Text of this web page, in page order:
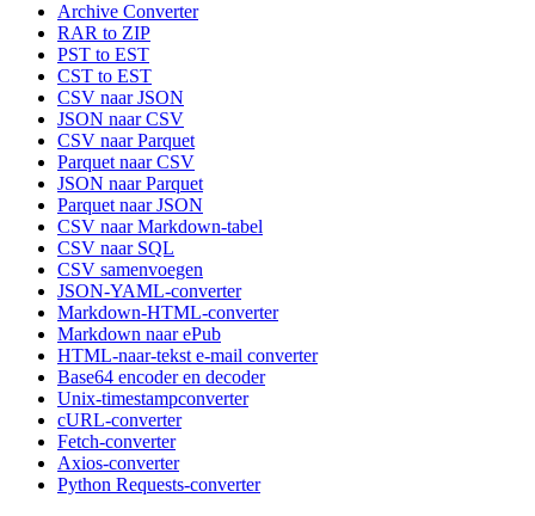
Archive Converter
RAR to ZIP
PST to EST
CST to EST
CSV naar JSON
JSON naar CSV
CSV naar Parquet
Parquet naar CSV
JSON naar Parquet
Parquet naar JSON
CSV naar Markdown-tabel
CSV naar SQL
CSV samenvoegen
JSON-YAML-converter
Markdown-HTML-converter
Markdown naar ePub
HTML-naar-tekst e-mail converter
Base64 encoder en decoder
Unix-timestampconverter
cURL-converter
Fetch-converter
Axios-converter
Python Requests-converter